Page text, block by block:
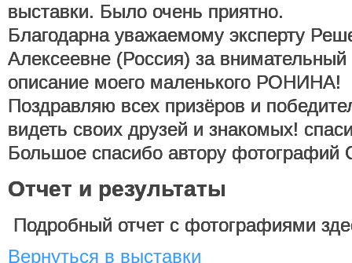
выставки. Было очень приятно.
Благодарна уважаемому эксперту
Алексеевне (Россия) за
описание моего маленького РОНИНА!
Поздравляю всех призёров и
видеть своих друзей и знакомых!
Большое спасибо автору фотографий
Отчет и результаты
Подробный отчет с фотографиями
Вернуться в выставки